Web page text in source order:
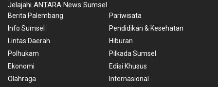
Jelajahi ANTARA News Sumsel
Berita Palembang
Info Sumsel
Lintas Daerah
Polhukam
Ekonomi
Olahraga
Pariwisata
Pendidikan & Kesehatan
Hiburan
Pilkada Sumsel
Edisi Khusus
Internasional